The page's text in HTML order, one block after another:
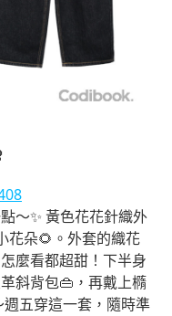
～✨ 黃色花花針織外
花朵🌻。外套的織花
麼看都超甜！下半身
斜背包👜，再戴上橢
五穿這一套，隨時準